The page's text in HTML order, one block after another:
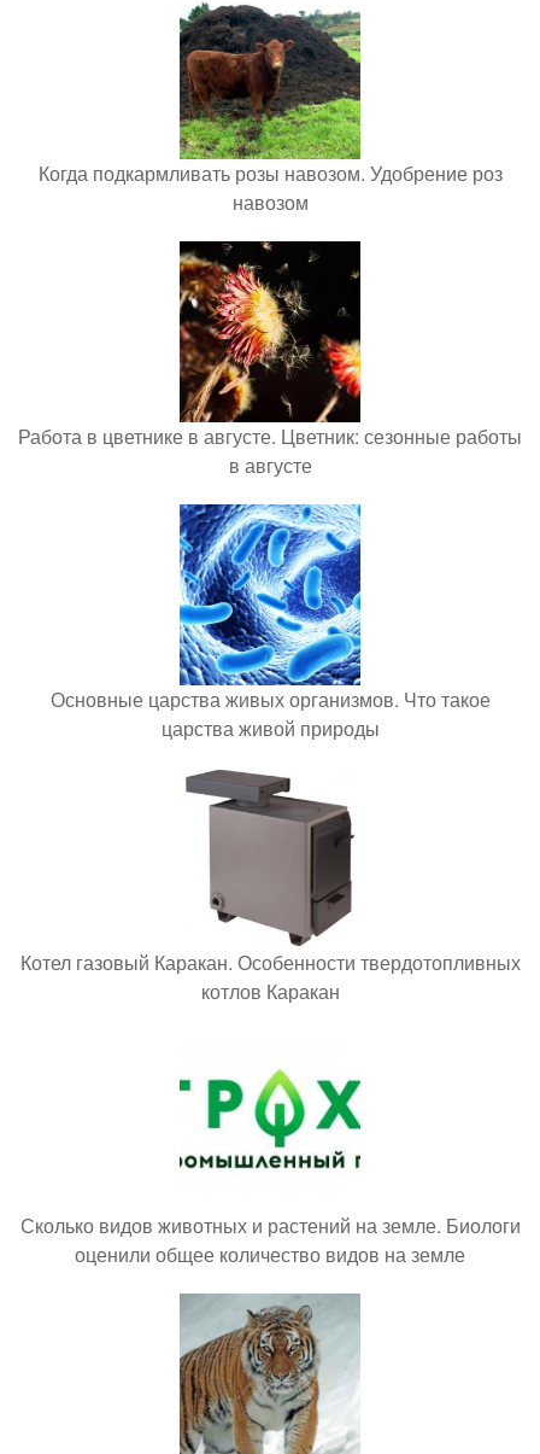
Когда подкармливать розы навозом. Удобрение роз
навозом
Работа в цветнике в августе. Цветник: сезонные работы
в августе
Основные царства живых организмов. Что такое
царства живой природы
Котел газовый Каракан. Особенности твердотопливных
котлов Каракан
Сколько видов животных и растений на земле. Биологи
оценили общее количество видов на земле